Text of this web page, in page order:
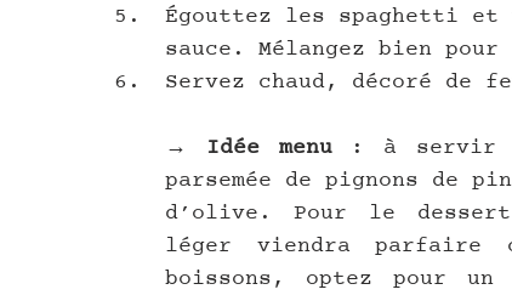
Égouttez les spaghetti et
sauce. Mélangez bien
Servez chaud, décoré
→ Idée menu : à servir
parsemée de pignons
d’olive. Pour le
léger viendra parfaire
boissons, optez pour